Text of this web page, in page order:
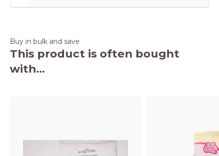
Buy in bulk and save
This product is often bought
with...